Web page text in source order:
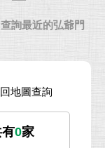
詢最近的弘爺門
回地圖查詢
0家